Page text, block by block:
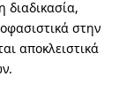
διαδικασία,
στην
αποκλειστικά